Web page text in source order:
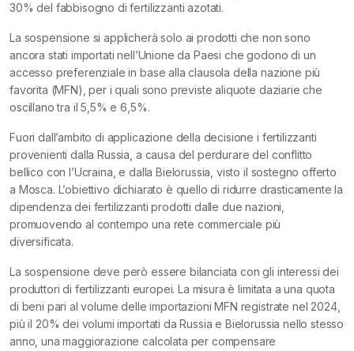
30% del fabbisogno di fertilizzanti azotati.
La sospensione si applicherà solo ai prodotti che non sono
ancora stati importati nell’Unione da Paesi che godono di un
accesso preferenziale in base alla clausola della nazione più
favorita (MFN), per i quali sono previste aliquote daziarie che
oscillano tra il 5,5% e 6,5%.
Fuori dall’ambito di applicazione della decisione i fertilizzanti
provenienti dalla Russia, a causa del perdurare del conflitto
bellico con l’Ucraina, e dalla Bielorussia, visto il sostegno offerto
a Mosca. L’obiettivo dichiarato è quello di ridurre drasticamente la
dipendenza dei fertilizzanti prodotti dalle due nazioni,
promuovendo al contempo una rete commerciale più
diversificata.
La sospensione deve però essere bilanciata con gli interessi dei
produttori di fertilizzanti europei. La misura è limitata a una quota
di beni pari al volume delle importazioni MFN registrate nel 2024,
più il 20% dei volumi importati da Russia e Bielorussia nello stesso
anno, una maggiorazione calcolata per compensare